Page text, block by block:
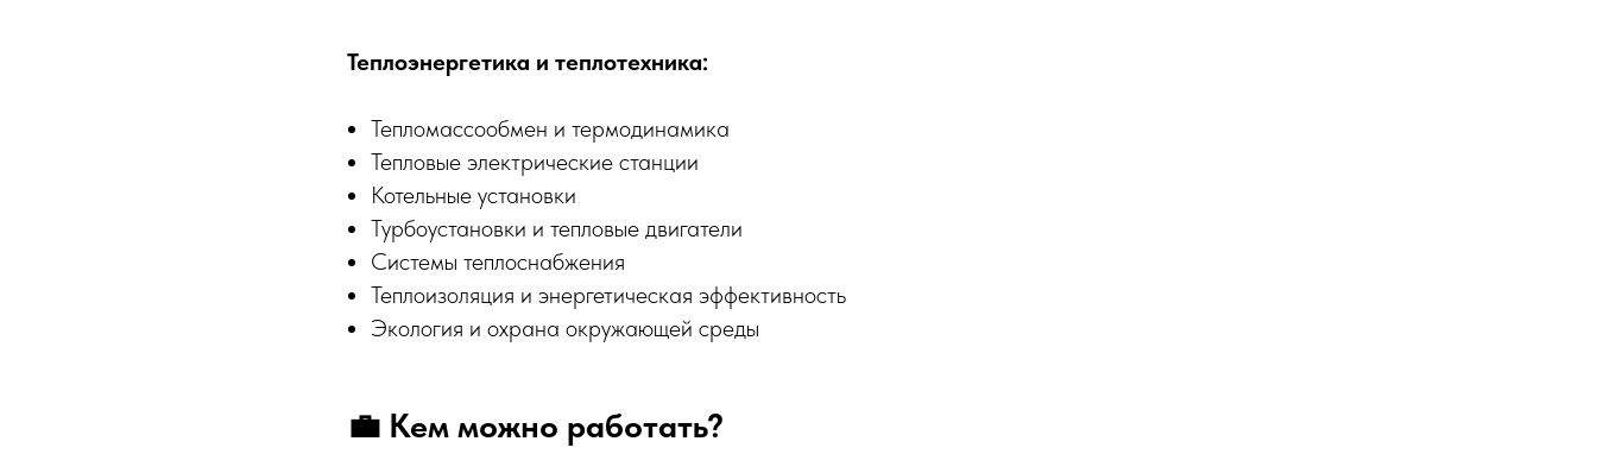
Теплоэнергетика и теплотехника:
Тепломассообмен и термодинамика
Тепловые электрические станции
Котельные установки
Турбоустановки и тепловые двигатели
Системы теплоснабжения
Теплоизоляция и энергетическая эффективность
Экология и охрана окружающей среды
💼 Кем можно работать?